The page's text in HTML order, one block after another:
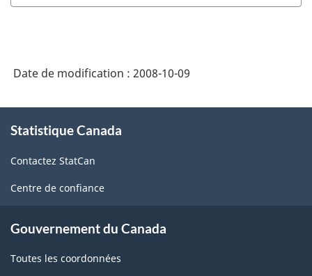
de
Canada
(base
douanière)
ARCHIVÉ
PDF,
Date de modification : 2008-10-09
propos
ce
site
Statistique Canada
Contactez StatCan
Centre de confiance
Gouvernement du Canada
Toutes les coordonnées